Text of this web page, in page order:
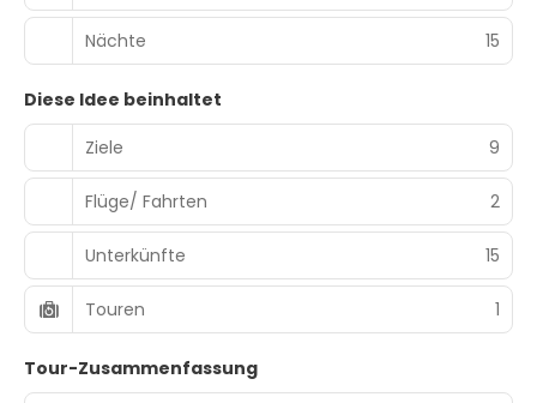
Nächte 15
Diese Idee beinhaltet
Ziele
9
Flüge/ Fahrten 2
Unterkünfte 15
Touren 1
Tour-Zusammenfassung